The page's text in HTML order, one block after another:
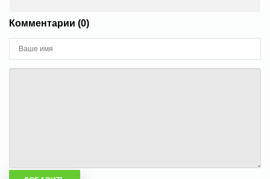
Комментарии (0)